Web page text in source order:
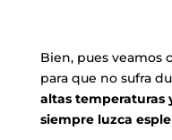
Bien, pues veamos
para que no sufra
altas temperaturas
siempre luzca